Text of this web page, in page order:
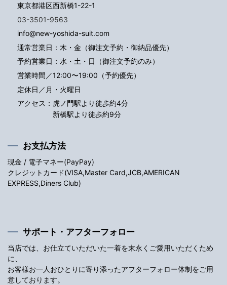
東京都港区西新橋1-22-1
03-3501-9563
info@new-yoshida-suit.com
通常営業日：木・金（御注文予約・御納品優先）
予約営業日：水・土・日（御注文予約のみ）
営業時間／12:00〜19:00（予約優先）
定休日／月・火曜日
アクセス： 虎ノ門駅より徒歩約4分
新橋駅より徒歩約9分
お支払方法
現金 / 電子マネー(PayPay)
クレジットカード(VISA,Master Card,JCB,AMERICAN
EXPRESS,Diners Club)
サポート・アフターフォロー
当店では、お仕立ていただいた一着を末永くご愛用いただくため
に、
お客様お一人おひとりに寄り添ったアフターフォロー体制をご用
意しております。